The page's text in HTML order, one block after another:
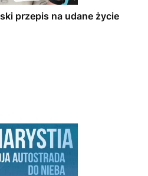
przepis na udane życie